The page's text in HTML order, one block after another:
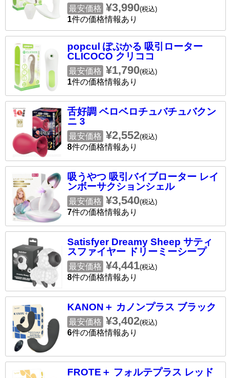
最安価格 ¥3,990(税込)
1件の価格情報あり
popcul ぽぷかる 吸引ローター
CLICOCO クリココ
最安価格 ¥1,790(税込)
1件の価格情報あり
舌好調 ベロベロチュバチュバクン
ニ 3
最安価格 ¥2,552(税込)
8件の価格情報あり
吸うやつ 吸引バイブローター レイ
ンボーサクションシェル
最安価格 ¥3,540(税込)
7件の価格情報あり
Satisfyer Dreamy Sheep サティ
スファイヤー ドリーミーシープ
最安価格 ¥4,441(税込)
8件の価格情報あり
KANON＋ カノンプラス ブラック
最安価格 ¥3,402(税込)
6件の価格情報あり
FROTE＋ フォルテプラス レッド